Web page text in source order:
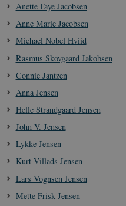
Anette Faye Jacobsen
Anne Marie Jacobsen
Michael Nobel Hviid
Rasmus Skovgaard Jakobsen
Connie Jantzen
Anna Jensen
Helle Strandgaard Jensen
John V. Jensen
Lykke Jensen
Kurt Villads Jensen
Lars Vognsen Jensen
Mette Frisk Jensen